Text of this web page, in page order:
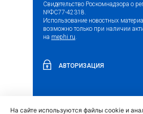
Свидетельство Роскомнадзора о
№ФС77-42318.
Использование новостных
возможно только при наличии
на mephi.ru.
АВТОРИЗАЦИЯ
На сайте используются файлы cookie и